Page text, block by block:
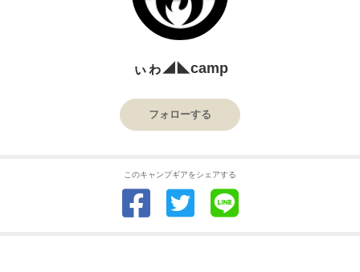
ぃゎ◢◣camp
フォローする
このキャンプギアをシェアする